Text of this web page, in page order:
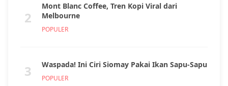
2
Mont Blanc Coffee, Tren Kopi Viral dari
Melbourne
POPULER
3 Waspada! Ini Ciri Siomay Pakai Ikan Sapu-Sapu
POPULER